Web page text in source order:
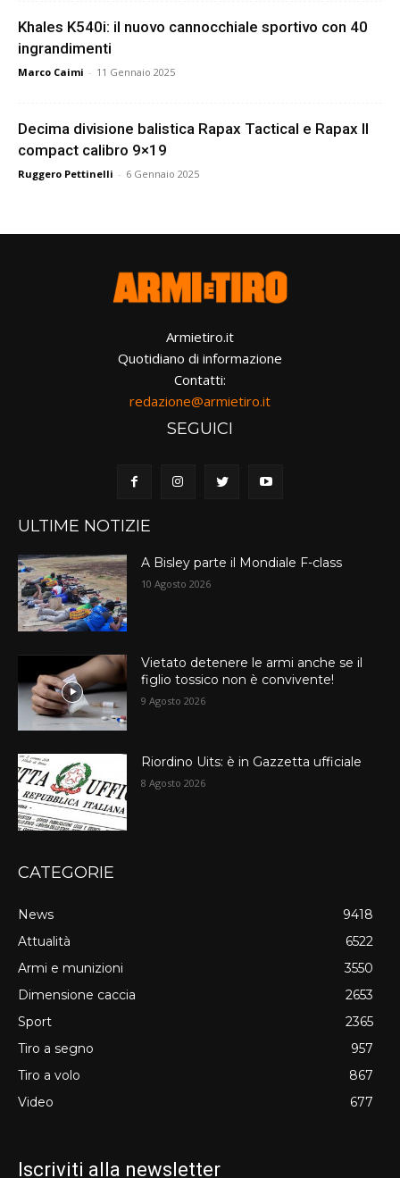
Khales K540i: il nuovo cannocchiale sportivo con 40
ingrandimenti
Marco Caimi - 11 Gennaio 2025
Decima divisione balistica Rapax Tactical e Rapax II
compact calibro 9×19
Ruggero Pettinelli - 6 Gennaio 2025
Armietiro.it
Quotidiano di informazione
Contatti:
redazione@armietiro.it
SEGUICI
ULTIME NOTIZIE
A Bisley parte il Mondiale F-class
10 Agosto 2026
Vietato detenere le armi anche se il
figlio tossico non è convivente!
9 Agosto 2026
Riordino Uits: è in Gazzetta ufficiale
8 Agosto 2026
CATEGORIE
News
9418
Attualità
6522
Armi e munizioni
3550
Dimensione caccia
2653
Sport
2365
Tiro a segno
957
Tiro a volo
867
Video
677
Iscriviti alla newsletter